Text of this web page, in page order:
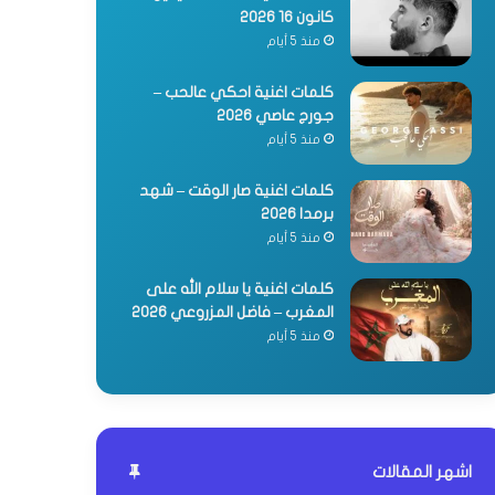
كانون 16 2026
منذ 5 أيام
كلمات اغنية احكي عالحب –
جورج عاصي 2026
منذ 5 أيام
كلمات اغنية صار الوقت – شهد
برمدا 2026
منذ 5 أيام
كلمات اغنية يا سلام الله على
المغرب – فاضل المزروعي 2026
منذ 5 أيام
اشهر المقالات